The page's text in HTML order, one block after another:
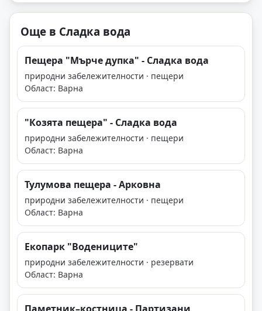
Още в Сладка вода
Пещера "Мърче дупка" - Сладка вода
природни забележителности · пещери
Област: Варна
"Козята пещера" - Сладка вода
природни забележителности · пещери
Област: Варна
Тулумова пещера - Арковна
природни забележителности · пещери
Област: Варна
Екопарк "Водениците"
природни забележителности · резервати
Област: Варна